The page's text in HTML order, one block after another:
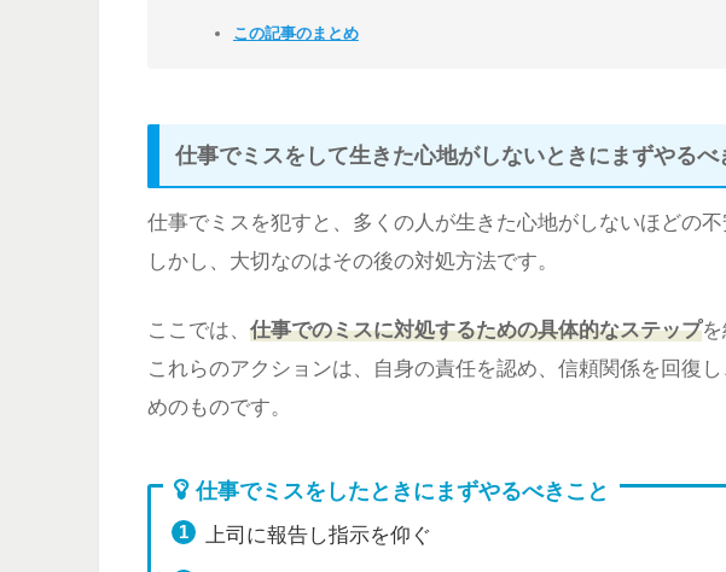
この記事のまとめ
仕事でミスをして生きた心地がしないときにまずやるべ
仕事でミスを犯すと、多くの人が生きた心地がしないほどの不
しかし、大切なのはその後の対処方法です。
ここでは、 仕事でのミスに対処するための具体的なステップを
これらのアクションは、自身の責任を認め、信頼関係を回復
めのものです。
仕事でミスをしたときにまずやるべきこと
上司に報告し指示を仰ぐ